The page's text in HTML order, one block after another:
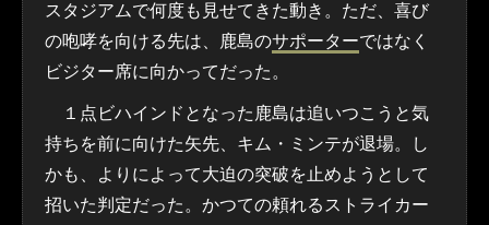
スタジアムで何度も見せてきた動き。ただ、喜び
の咆哮を向ける先は、鹿島のサポーターではなく
ビジター席に向かってだった。
１点ビハインドとなった鹿島は追いつこうと気
持ちを前に向けた矢先、キム・ミンテが退場。し
かも、よりによって大迫の突破を止めようとして
招いた判定だった。かつての頼れるストライカー